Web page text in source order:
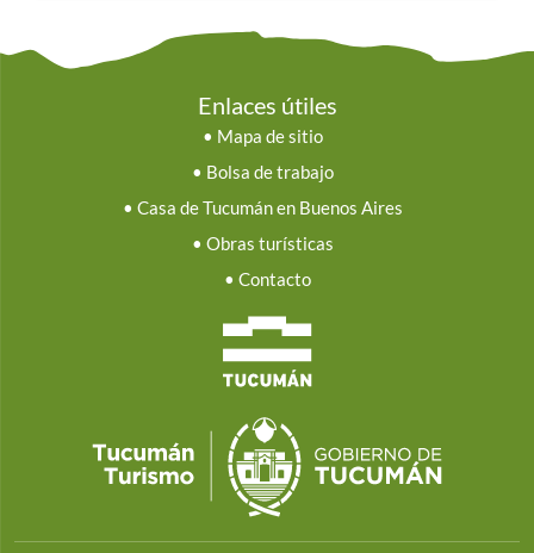
Enlaces útiles
• Mapa de sitio
• Bolsa de trabajo
• Casa de Tucumán en Buenos Aires
• Obras turísticas
• Contacto